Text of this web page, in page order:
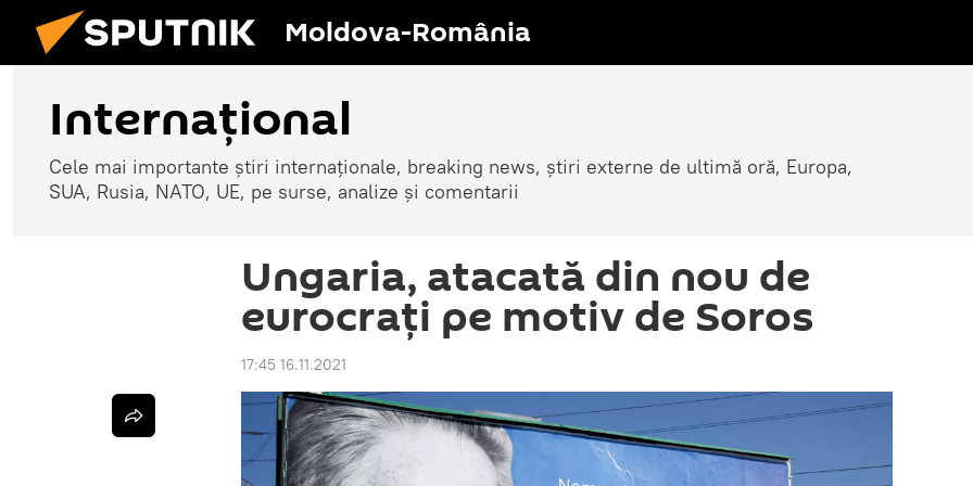
Moldova-România
Internaţional
Cele mai importante știri internaționale, breaking news, știri externe de ultimă oră, Europa,
SUA, Rusia, NATO, UE, pe surse, analize și comentarii
Ungaria, atacată din nou de
eurocrați pe motiv de Soros
17:45 16.11.2021